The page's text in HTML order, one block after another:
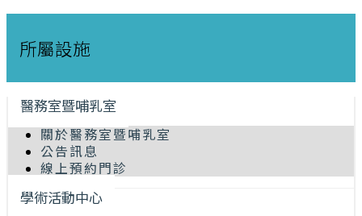
所屬設施
醫務室暨哺乳室
關於醫務室暨哺乳室
公告訊息
線上預約門診
學術活動中心